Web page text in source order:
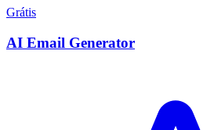
Grátis
AI Email Generator